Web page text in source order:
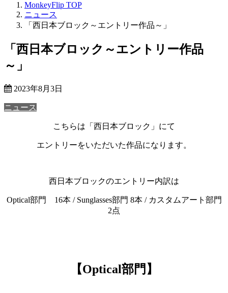
MonkeyFlip TOP
ニュース
「西日本ブロック～エントリー作品～」
「西日本ブロック～エントリー作品
～」
2023年8月3日
ニュース
こちらは「西日本ブロック」にて
エントリーをいただいた作品になります。
西日本ブロックのエントリー内訳は
Optical部門 16本 / Sunglasses部門 8本 / カスタムアート部門
2点
【Optical部門】